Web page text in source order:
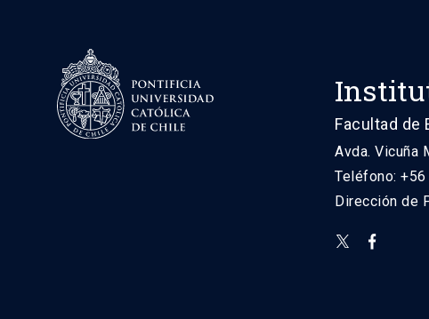
Facultad de
Avda. Vicuña
Teléfono:
Dirección de